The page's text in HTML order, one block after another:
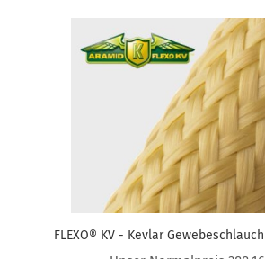
FLEXO® KV - Kevlar Gewebeschlauch